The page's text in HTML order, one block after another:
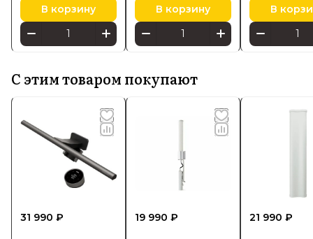
В корзину В корзину В
С этим товаром покупают
31 990 ₽ 19 990 ₽ 21 990 ₽